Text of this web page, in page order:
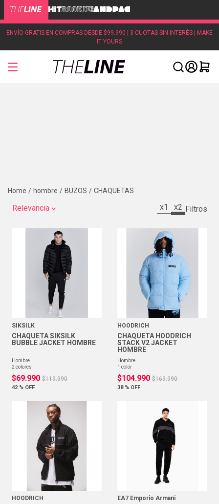
ENVÍO GRATIS EN COMPRAS DESDE $99.990 | 3 CUOTAS SIN INTERÉS | MAKE
IT YOURS
hombre BUZOS CHAQUETAS
Relevancia x1 x2
SIKSILK
CHAQUETA SIKSILK
BUBBLE JACKET HOMBRE
hombre
2 colores
$69.990 $119.990
42 % OFF
HOODRICH
CHAQUETA HOODRICH
STACK V2 JACKET
HOMBRE
hombre
1 color
$104.990 $169.990
38 % OFF
HOODRICH EA7 Emporio Armani